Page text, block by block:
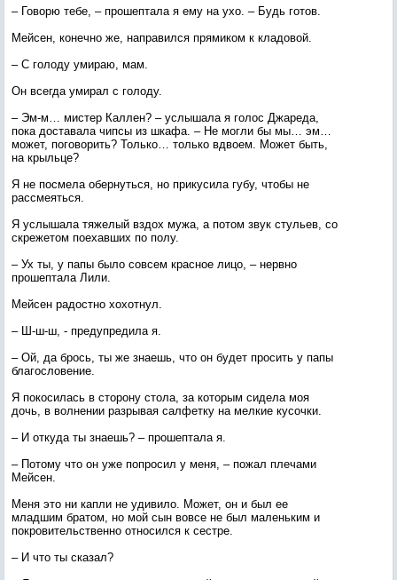
– Говорю тебе, – прошептала я ему на ухо. – Будь готов.
Мейсен, конечно же, направился прямиком к кладовой.
– С голоду умираю, мам.
Он всегда умирал с голоду.
– Эм-м… мистер Каллен? – услышала я голос Джареда,
пока доставала чипсы из шкафа. – Не могли бы мы… эм…
может, поговорить? Только… только вдвоем. Может быть,
на крыльце?
Я не посмела обернуться, но прикусила губу, чтобы не
рассмеяться.
Я услышала тяжелый вздох мужа, а потом звук стульев, со
скрежетом поехавших по полу.
– Ух ты, у папы было совсем красное лицо, – нервно
прошептала Лили.
Мейсен радостно хохотнул.
– Ш-ш-ш, - предупредила я.
– Ой, да брось, ты же знаешь, что он будет просить у папы
благословение.
Я покосилась в сторону стола, за которым сидела моя
дочь, в волнении разрывая салфетку на мелкие кусочки.
– И откуда ты знаешь? – прошептала я.
– Потому что он уже попросил у меня, – пожал плечами
Мейсен.
Меня это ни капли не удивило. Может, он и был ее
младшим братом, но мой сын вовсе не был маленьким и
покровительственно относился к сестре.
– И что ты сказал?